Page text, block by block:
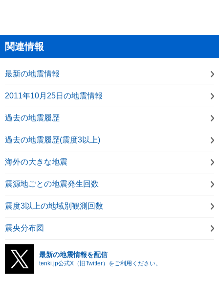
関連情報
最新の地震情報
2011年10月25日の地震情報
過去の地震履歴
過去の地震履歴(震度3以上)
海外の大きな地震
震源地ごとの地震発生回数
震度3以上の地域別観測回数
震央分布図
最新の地震情報を配信
tenki.jp公式X（旧Twitter）をご利用ください。